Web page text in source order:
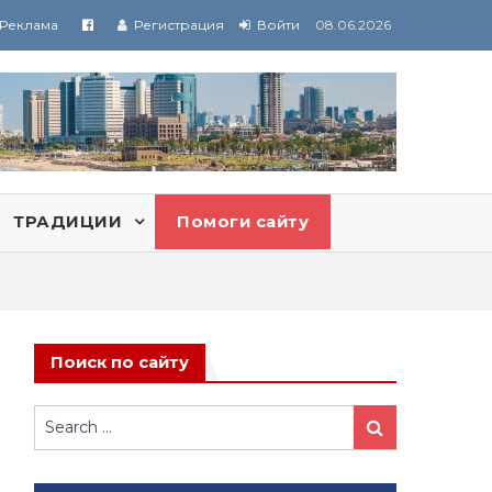
Реклама Регистрация Войти 08.06.2026
ТРАДИЦИИ Помоги сайту
Поиск по сайту
Search
for:
Search